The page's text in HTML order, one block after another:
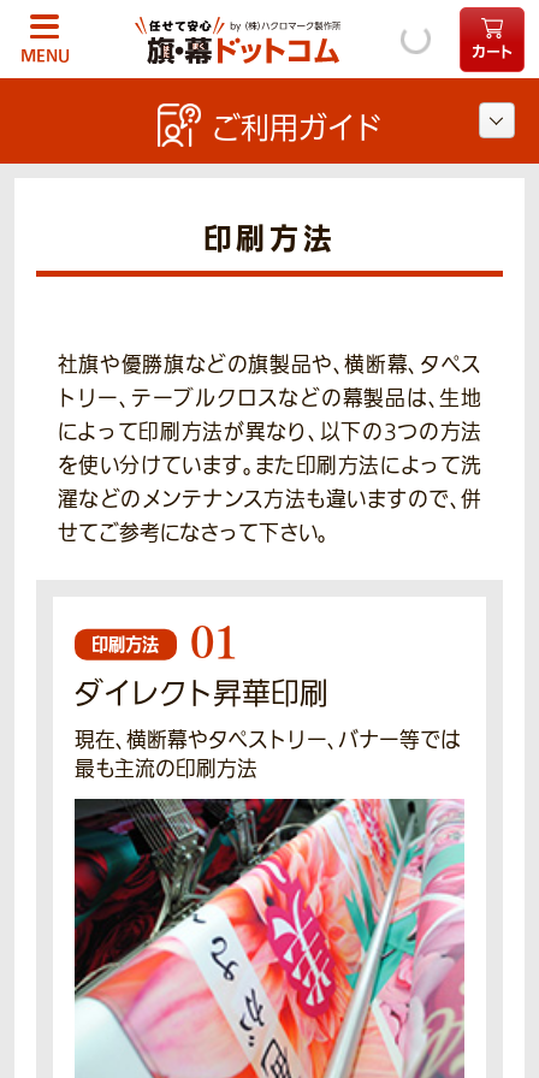
MENU カート
印刷方法
社旗や優勝旗などの旗製品や、横断幕、タペス
トリー、テーブルクロスなどの幕製品は、生地
によって印刷方法が異なり、以下の3つの方法
を使い分けています。また印刷方法によって洗
濯などのメンテナンス方法も違いますので、併
せてご参考になさって下さい。
印刷方法 01
ダイレクト昇華印刷
現在、横断幕やタペストリー、バナー等では
最も主流の印刷方法
ご利用ガイド